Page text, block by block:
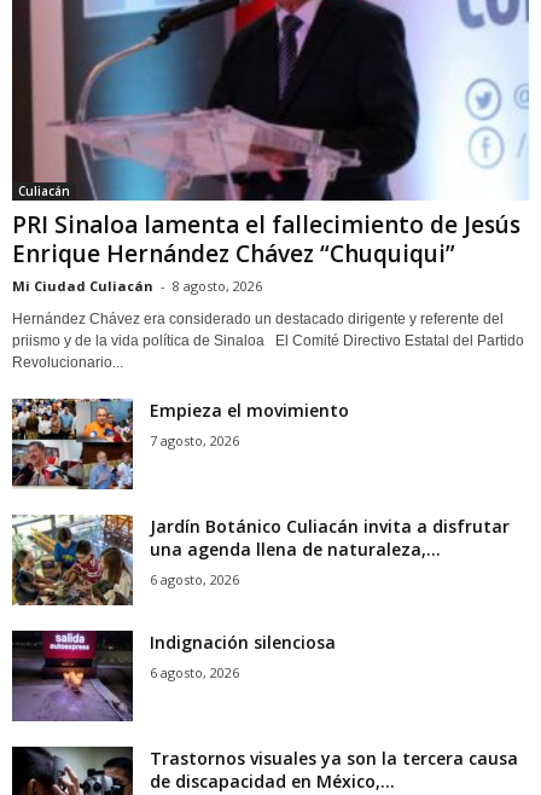
Culiacán
PRI Sinaloa lamenta el fallecimiento de Jesús
Enrique Hernández Chávez “Chuquiqui”
Mi Ciudad Culiacán - 8 agosto, 2026
Hernández Chávez era considerado un destacado dirigente y referente del
priismo y de la vida política de Sinaloa El Comité Directivo Estatal del Partido
Revolucionario...
Empieza el movimiento
7 agosto, 2026
Jardín Botánico Culiacán invita a disfrutar
una agenda llena de naturaleza,...
6 agosto, 2026
Indignación silenciosa
6 agosto, 2026
Trastornos visuales ya son la tercera causa
de discapacidad en México,...